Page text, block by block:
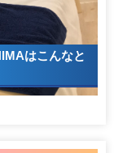
はこんなと